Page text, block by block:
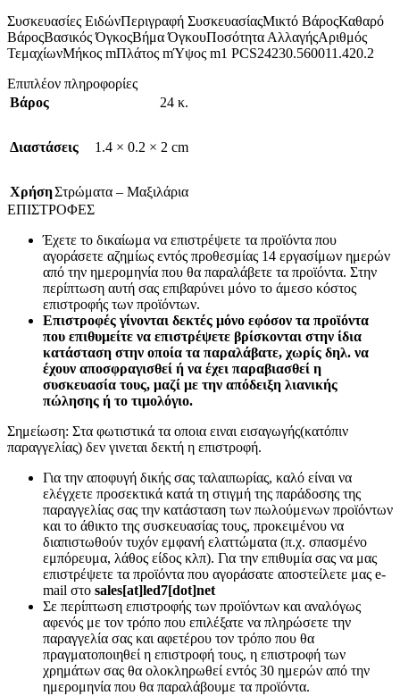
Συσκευασίες ΕιδώνΠεριγραφή ΣυσκευασίαςΜικτό ΒάροςΚαθαρό
ΒάροςΒασικός ΌγκοςΒήμα ΌγκουΠοσότητα ΑλλαγήςΑριθμός
ΤεμαχίωνΜήκος mΠλάτος mΎψος m1 PCS24230.560011.420.2
Επιπλέον πληροφορίες
Βάρος
24 κ.
Διαστάσεις 1.4 × 0.2 × 2 cm
ΧρήσηΣτρώματα – Μαξιλάρια
ΕΠΙΣΤΡΟΦΕΣ
Έχετε το δικαίωμα να επιστρέψετε τα προϊόντα που
αγοράσετε αζημίως εντός προθεσμίας 14 εργασίμων ημερών
από την ημερομηνία που θα παραλάβετε τα προϊόντα. Στην
περίπτωση αυτή σας επιβαρύνει μόνο το άμεσο κόστος
επιστροφής των προϊόντων.
Επιστροφές γίνονται δεκτές μόνο εφόσον τα προϊόντα
που επιθυμείτε να επιστρέψετε βρίσκονται στην ίδια
κατάσταση στην οποία τα παραλάβατε, χωρίς δηλ. να
έχουν αποσφραγισθεί ή να έχει παραβιασθεί η
συσκευασία τους, μαζί με την απόδειξη λιανικής
πώλησης ή το τιμολόγιο.
Σημείωση: Στα φωτιστικά τα οποια ειναι εισαγωγής(κατόπιν
παραγγελίας) δεν γινεται δεκτή η επιστροφή.
Για την αποφυγή δικής σας ταλαιπωρίας, καλό είναι να
ελέγχετε προσεκτικά κατά τη στιγμή της παράδοσης της
παραγγελίας σας την κατάσταση των πωλούμενων προϊόντων
και το άθικτο της συσκευασίας τους, προκειμένου να
διαπιστωθούν τυχόν εμφανή ελαττώματα (π.χ. σπασμένο
εμπόρευμα, λάθος είδος κλπ). Για την επιθυμία σας να μας
επιστρέψετε τα προϊόντα που αγοράσατε αποστείλετε μας e-
mail στο sales[at]led7[dot]net
Σε περίπτωση επιστροφής των προϊόντων και αναλόγως
αφενός με τον τρόπο που επιλέξατε να πληρώσετε την
παραγγελία σας και αφετέρου τον τρόπο που θα
πραγματοποιηθεί η επιστροφή τους, η επιστροφή των
χρημάτων σας θα ολοκληρωθεί εντός 30 ημερών από την
ημερομηνία που θα παραλάβουμε τα προϊόντα.